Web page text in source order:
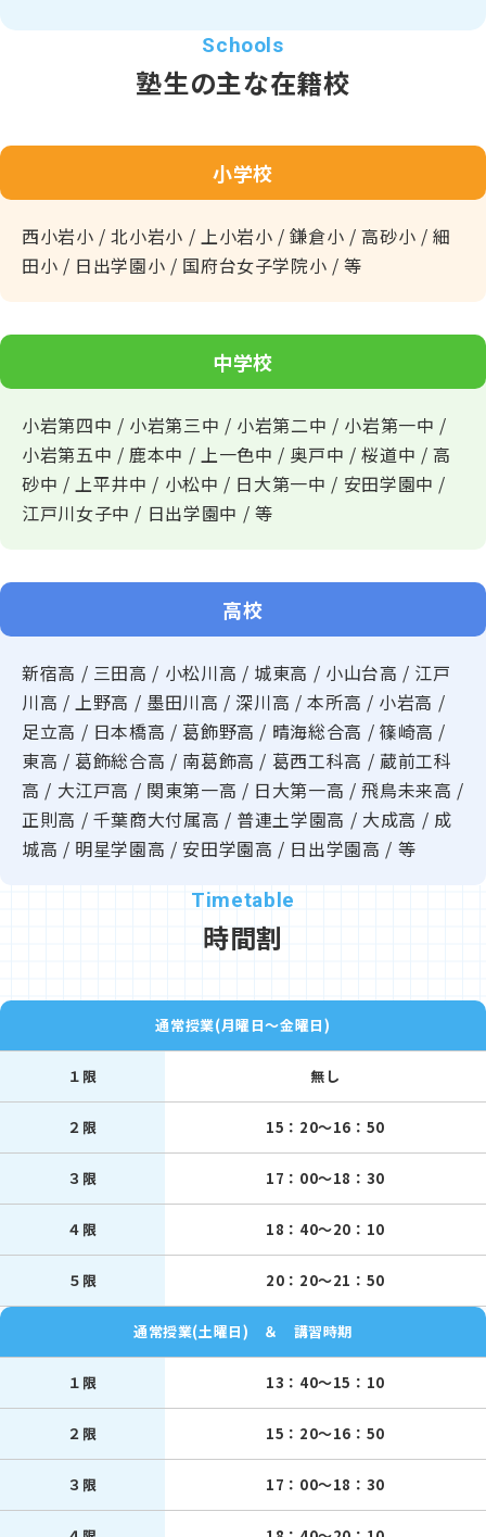
【3/19up】「2026年度入試合格速報」の情報を更新
⇒⇒詳しくは⇒こちらのご案内（クリックorタップ）をご
覧下さい！
☆５☆【8/1up】「自習教室」好評実施中！
毎週土曜日、質問できる先生が張り付いた自習教室をオー
プンします！
★塾生限定のサービスです。
詳細は、
こちら（クリックorタップ）←をご覧下さい。
実施できます)
漢検オンライン(塾内実施)のご案内（クリックorタップ）
☆７☆【続々up中】YouTube動画を撮っています！主にグ
ルメ・英語・数学の動画です！
主にグルメ・中学英語＆数学の解説動画を置いています。皆
様の学習にお役立て下さい。
→→こちらのYoutube再生リスト←←からご覧ください！
☆８☆【毎週日曜日に定期更新中】ブログ♪
勉強に関するお話からグルメのお話まで、
ブログ（クリックorタップ！）書いています！
り下さい
（入学金がお得に・・・！その他、特典もあり！）
◎◎受験生チャレンジ支援事業◎◎（リンク参照）
関塾では、この支援事業のご利用を促進しております。
塾生の主な在籍校
小学校
西小岩小 / 北小岩小 / 上小岩小 / 鎌倉小 / 高砂小 / 細
田小 / 日出学園小 / 国府台女子学院小 / 等
中学校
小岩第四中 / 小岩第三中 / 小岩第二中 / 小岩第一中 /
小岩第五中 / 鹿本中 / 上一色中 / 奥戸中 / 桜道中 / 高
砂中 / 上平井中 / 小松中 / 日大第一中 / 安田学園中 /
江戸川女子中 / 日出学園中 / 等
高校
新宿高 / 三田高 / 小松川高 / 城東高 / 小山台高 / 江戸
川高 / 上野高 / 墨田川高 / 深川高 / 本所高 / 小岩高 /
足立高 / 日本橋高 / 葛飾野高 / 晴海総合高 / 篠崎高 /
東高 / 葛飾総合高 / 南葛飾高 / 葛西工科高 / 蔵前工科
高 / 大江戸高 / 関東第一高 / 日大第一高 / 飛鳥未来高 /
正則高 / 千葉商大付属高 / 普連土学園高 / 大成高 / 成
城高 / 明星学園高 / 安田学園高 / 日出学園高 / 等
時間割
通常授業(月曜日～金曜日)
１限 無し
２限 15：20～16：50
３限 17：00～18：30
４限 18：40～20：10
５限 20：20～21：50
通常授業(土曜日) ＆ 講習時期
１限 13：40～15：10
２限 15：20～16：50
３限 17：00～18：30